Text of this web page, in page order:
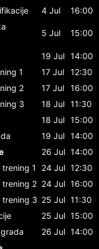
4 Jul
16:00
5 Jul 15:00
19 Jul 14:00
1 17 Jul
12:30
2 17 Jul
16:00
3 18 Jul 11:30
18 Jul 15:00
19 Jul 14:00
26 Jul 14:00
1 24 Jul 12:30
trening 2 24 Jul 16:00
trening 3 25 Jul 11:30
25 Jul 15:00
26 Jul 14:00